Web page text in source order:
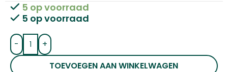
5 op voorraad
5 op voorraad
-
+
TOEVOEGEN AAN WINKELWAGEN